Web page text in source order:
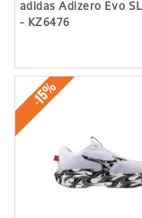
adidas Adizero Evo
- KZ6476
-15%